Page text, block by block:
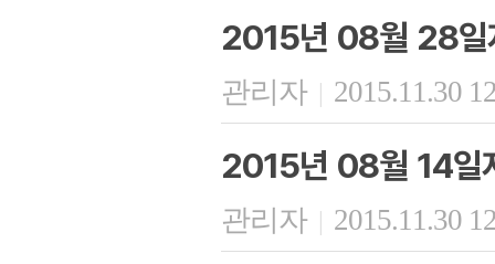
2015년 08월 28일
관리자 | 2015.11.30
2015년 08월 14일
관리자 | 2015.11.30